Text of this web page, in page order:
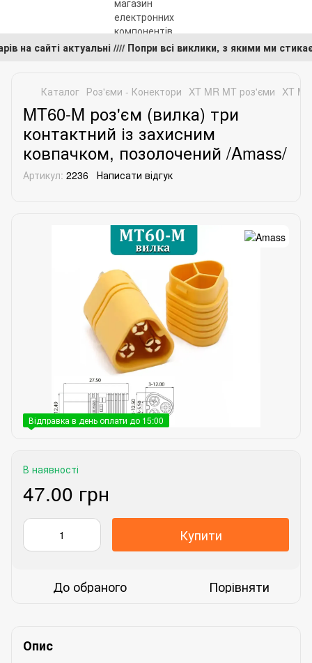
на сайті актуальні //// Попри всі виклики, з якими ми
Каталог Роз'єми - Конектори XT MR MT роз'єми XT
MT60-M роз'єм (вилка) три
контактний із захисним
ковпачком, позолочений /Amаss/
Артикул: 2236 Написати відгук
Відправка в день оплати до 15:00
В наявності
47.00 грн
Купити
До обраного Порівняти
Опис